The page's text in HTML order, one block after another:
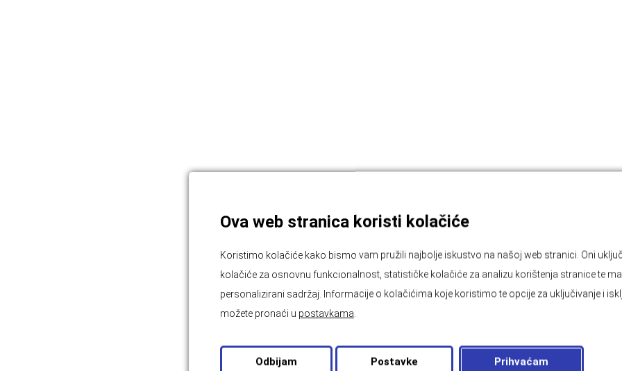
Ova web stranica koristi kolačiće
Koristimo kolačiće kako bismo vam pružili najbolje iskustvo na našoj web stranici. Oni
kolačiće za osnovnu funkcionalnost, statističke kolačiće za analizu korištenja stranice te
personalizirani sadržaj. Informacije o kolačićima koje koristimo te opcije za uključivanje i
možete pronaći u postavkama
Prihvaćam
Odbijam Postavke